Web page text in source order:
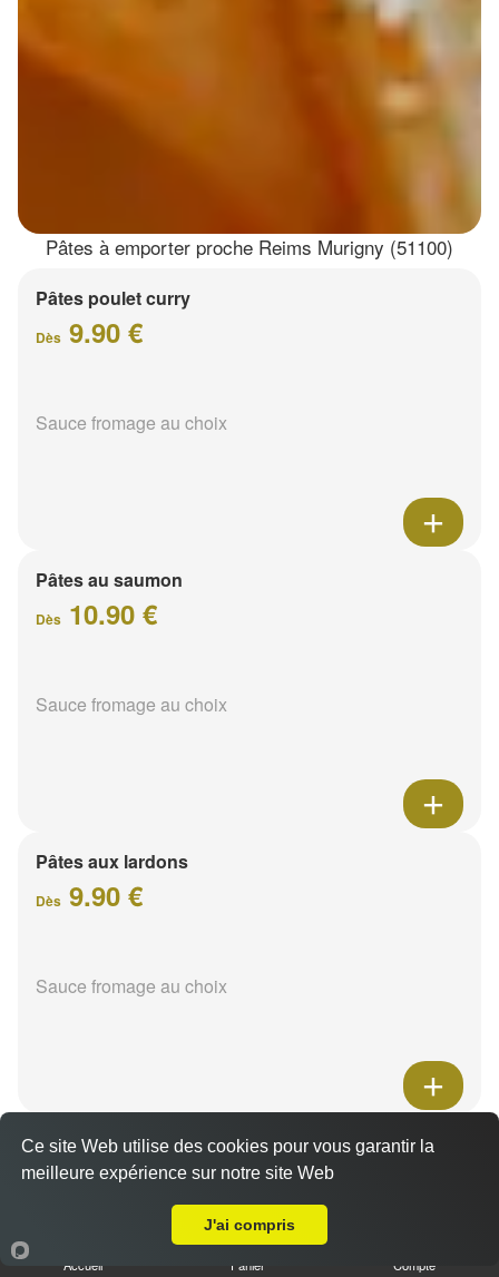
Pâtes à emporter proche Reims Murigny (51100)
Pâtes poulet curry
Dès 9.90 €
Sauce fromage au choix
Pâtes au saumon
Dès 10.90 €
Sauce fromage au choix
Pâtes aux lardons
Dès 9.90 €
Sauce fromage au choix
Pâtes au poulet
Dès9.90 €
Sauce fromage au choix
Accueil Panier Compte
Ce site Web utilise des cookies pour vous garantir la
meilleure expérience sur notre site Web
J'ai compris